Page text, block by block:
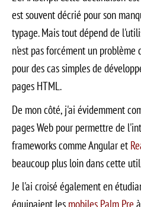
est souvent décrié pour son
typage. Mais tout dépend de
n'est pas forcément un problème
pour des cas simples de
pages HTML.
De mon côté, j'ai évidemment
pages Web pour permettre de
frameworks comme Angular et
beaucoup plus loin dans cette
Je l'ai croisé également en
équipaient les mobiles Palm Pre